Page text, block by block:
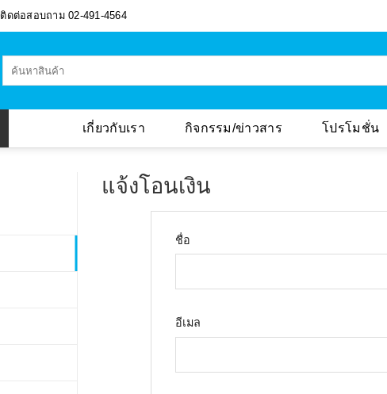
ติดต่อสอบถาม 02-491-4564
เกี่ยวกับเรา กิจกรรม/ข่าวสาร โปรโมชั่น
แจ้งโอนเงิน
ชื่อ
อีเมล